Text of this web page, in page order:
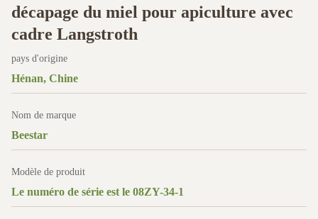
décapage du miel pour apiculture avec
cadre Langstroth
pays d'origine
Hénan, Chine
Nom de marque
Beestar
Modèle de produit
Le numéro de série est le 08ZY-34-1